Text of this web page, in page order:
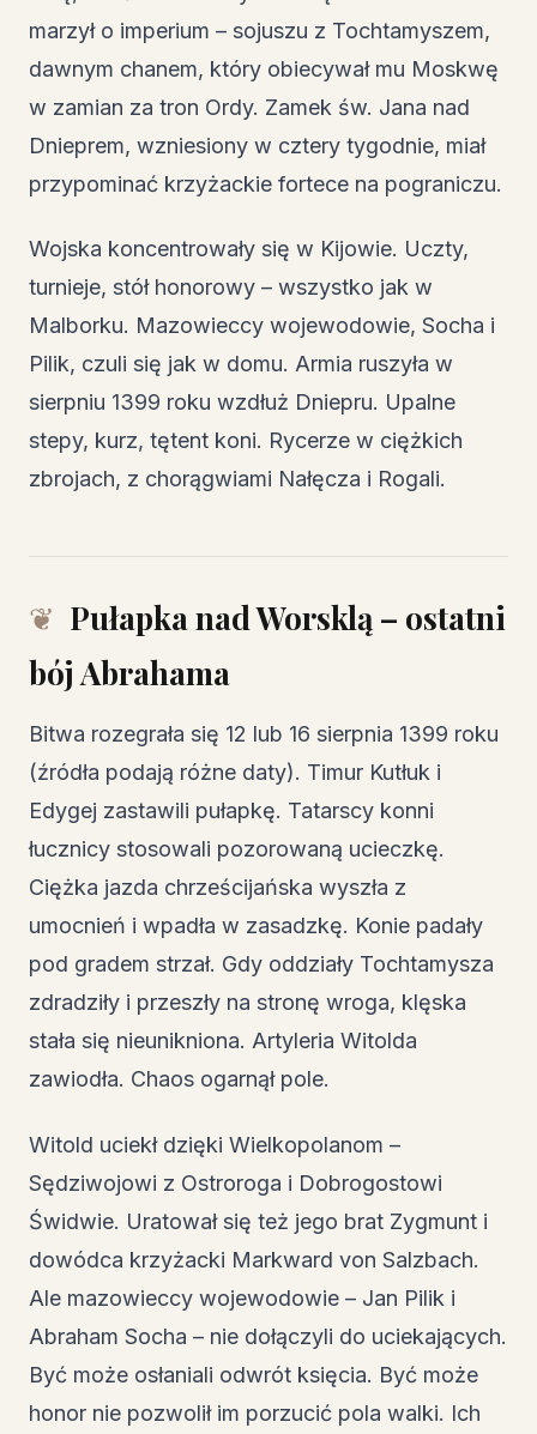
marzył o imperium – sojuszu z Tochtamyszem,
dawnym chanem, który obiecywał mu Moskwę
w zamian za tron Ordy. Zamek św. Jana nad
Dnieprem, wzniesiony w cztery tygodnie, miał
przypominać krzyżackie fortece na pograniczu.
Wojska koncentrowały się w Kijowie. Uczty,
turnieje, stół honorowy – wszystko jak w
Malborku. Mazowieccy wojewodowie, Socha i
Pilik, czuli się jak w domu. Armia ruszyła w
sierpniu 1399 roku wzdłuż Dniepru. Upalne
stepy, kurz, tętent koni. Rycerze w ciężkich
zbrojach, z chorągwiami Nałęcza i Rogali.
Pułapka nad Worsklą – ostatni
bój Abrahama
Bitwa rozegrała się 12 lub 16 sierpnia 1399 roku
(źródła podają różne daty). Timur Kutłuk i
Edygej zastawili pułapkę. Tatarscy konni
łucznicy stosowali pozorowaną ucieczkę.
Ciężka jazda chrześcijańska wyszła z
umocnień i wpadła w zasadzkę. Konie padały
pod gradem strzał. Gdy oddziały Tochtamysza
zdradziły i przeszły na stronę wroga, klęska
stała się nieunikniona. Artyleria Witolda
zawiodła. Chaos ogarnął pole.
Witold uciekł dzięki Wielkopolanom –
Sędziwojowi z Ostroroga i Dobrogostowi
Świdwie. Uratował się też jego brat Zygmunt i
dowódca krzyżacki Markward von Salzbach.
Ale mazowieccy wojewodowie – Jan Pilik i
Abraham Socha – nie dołączyli do uciekających.
Być może osłaniali odwrót księcia. Być może
honor nie pozwolił im porzucić pola walki. Ich